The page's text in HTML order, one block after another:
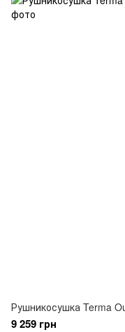
Рушникосушка Terma
9 259 грн